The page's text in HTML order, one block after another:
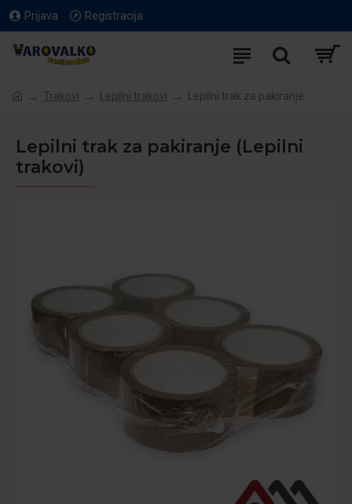
Prijava Registracija
Trakovi Lepilni trakovi Lepilni trak za pakiranje
Lepilni trak za pakiranje (Lepilni
trakovi)